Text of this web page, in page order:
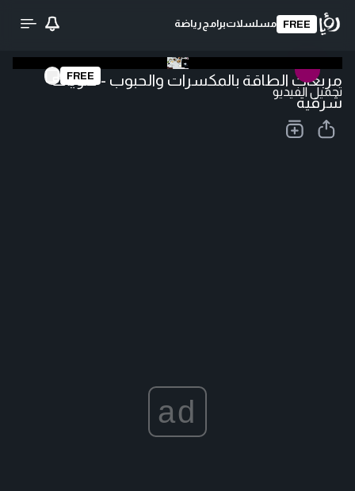
FREE مسلسلاتبرامج رياضة
تحميل الفيديو
FREE
مربعات الطاقة بالمكسرات والحبوب - حلويات
شرقية
ad